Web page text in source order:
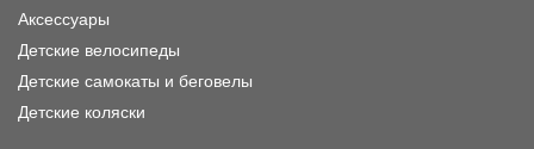
Аксессуары
Детские велосипеды
Детские самокаты и беговелы
Детские коляски